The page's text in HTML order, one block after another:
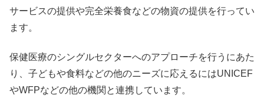
サービスの提供や完全栄養食などの物資の提供を行ってい
ます。
保健医療のシングルセクターへのアプローチを行うにあた
り、子どもや食料などの他のニーズに応えるにはUNICEF
やWFPなどの他の機関と連携しています。